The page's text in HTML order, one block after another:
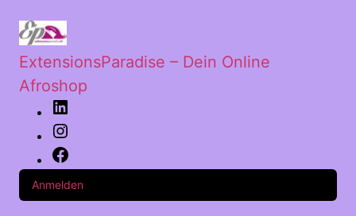
ExtensionsParadise – Dein Online
Afroshop
Anmelden